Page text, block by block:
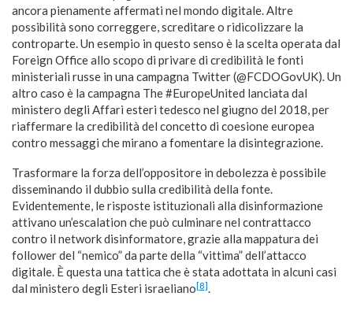
ancora pienamente affermati nel mondo digitale. Altre
possibilità sono correggere, screditare o ridicolizzare la
controparte. Un esempio in questo senso è la scelta operata dal
Foreign Office allo scopo di privare di credibilità le fonti
ministeriali russe in una campagna Twitter (@FCDOGovUK). Un
altro caso è la campagna The #EuropeUnited lanciata dal
ministero degli Affari esteri tedesco nel giugno del 2018, per
riaffermare la credibilità del concetto di coesione europea
contro messaggi che mirano a fomentare la disintegrazione.
Trasformare la forza dell’oppositore in debolezza è possibile
disseminando il dubbio sulla credibilità della fonte.
Evidentemente, le risposte istituzionali alla disinformazione
attivano un’escalation che può culminare nel contrattacco
contro il network disinformatore, grazie alla mappatura dei
follower del “nemico” da parte della “vittima” dell’attacco
digitale. È questa una tattica che è stata adottata in alcuni casi
dal ministero degli Esteri israeliano[8].